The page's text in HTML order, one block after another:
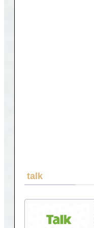
talk